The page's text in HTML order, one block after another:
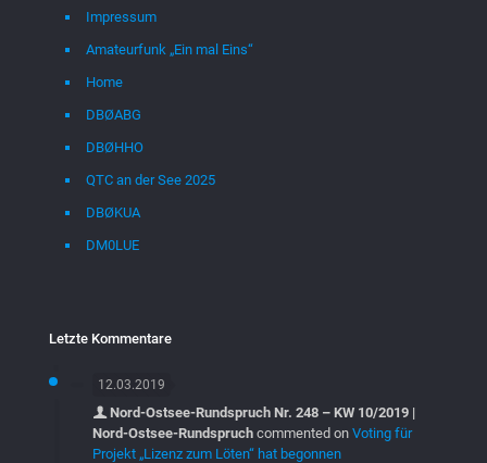
Impressum
Amateurfunk „Ein mal Eins“
Home
DBØABG
DBØHHO
QTC an der See 2025
DBØKUA
DM0LUE
Letzte Kommentare
12.03.2019
Nord-Ostsee-Rundspruch Nr. 248 – KW 10/2019 |
Nord-Ostsee-Rundspruch commented on Voting für
Projekt „Lizenz zum Löten“ hat begonnen